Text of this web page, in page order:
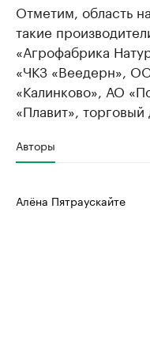
Отметим, область
такие
«Агрофабрика
«ЧКЗ «Веедерн»,
«Калинково», АО
«Плавит»,
Авторы
Алёна Пятраускайте